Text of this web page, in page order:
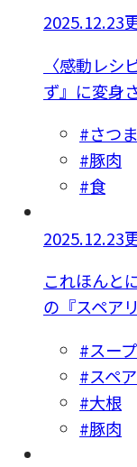
2025.12.23
〈感動レ
ず』に変身
#さつ
#豚肉
#食
2025.12.23
これほんと
の『スペア
#スー
#スペ
#大根
#豚肉